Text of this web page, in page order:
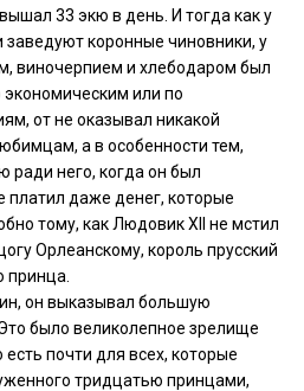
33 экю в день. И тогда как у
заведуют коронные чиновники, у
виночерпием и хлебодаром был
или по
от не оказывал никакой
а в особенности тем,
ради него, когда он был
даже денег, которые
тому, как Людовик XII не мстил
Орлеанскому, король прусский
принца.
он выказывал большую
было великолепное зрелище
почти для всех, которые
тридцатью принцами,